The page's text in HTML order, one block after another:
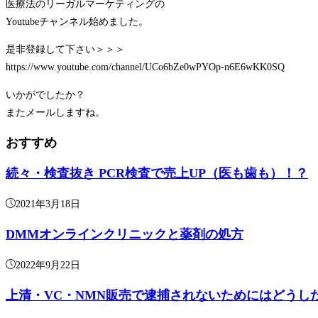
医療法のリーガルマーケティングの
Youtubeチャンネル始めました。
是非登録して下さい＞＞＞
https://www.youtube.com/channel/UCo6bZe0wPYOp-n6E6wKK0SQ
いかがでしたか？
またメールしますね。
おすすめ
続々・検査抜き PCR検査で売上UP（医も歯も）！？
2021年3月18日
DMMオンラインクリニックと薬剤の処方
2022年9月22日
上清・VC・NMN販売で逮捕されないためにはどう